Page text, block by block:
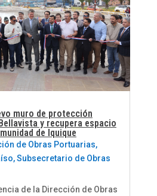
muro de protección
y recupera espacio
de Iquique
de Obras Portuarias,
,Subsecretario de Obras
de la Dirección de Obras